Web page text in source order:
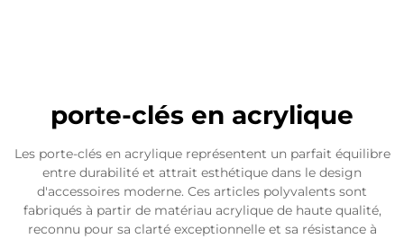
porte-clés en acrylique
Les porte-clés en acrylique représentent un parfait équilibre
entre durabilité et attrait esthétique dans le design
d'accessoires moderne. Ces articles polyvalents sont
fabriqués à partir de matériau acrylique de haute qualité,
reconnu pour sa clarté exceptionnelle et sa résistance à